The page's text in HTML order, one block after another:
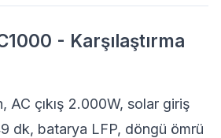
- Karşılaştırma
AC çıkış 2.000W, solar giriş
dk, batarya LFP, döngü ömrü